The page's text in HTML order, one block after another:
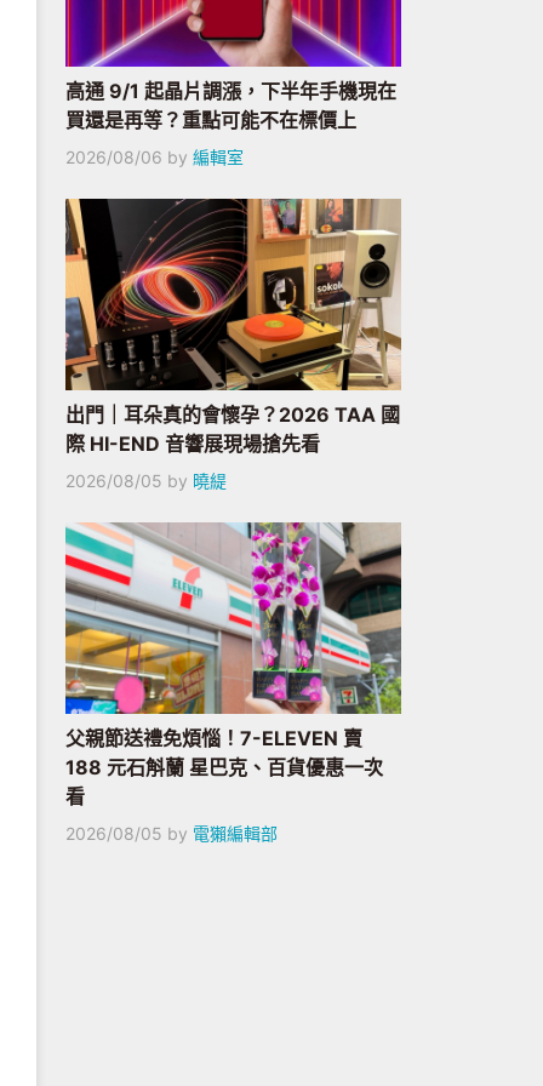
高通 9/1 起晶片調漲，下半年手機現在
買還是再等？重點可能不在標價上
2026/08/06 by 編輯室
出門｜耳朵真的會懷孕？2026 TAA 國
際 HI-END 音響展現場搶先看
2026/08/05 by 曉緹
父親節送禮免煩惱！7-ELEVEN 賣
188 元石斛蘭 星巴克、百貨優惠一次
看
2026/08/05 by 電獺編輯部